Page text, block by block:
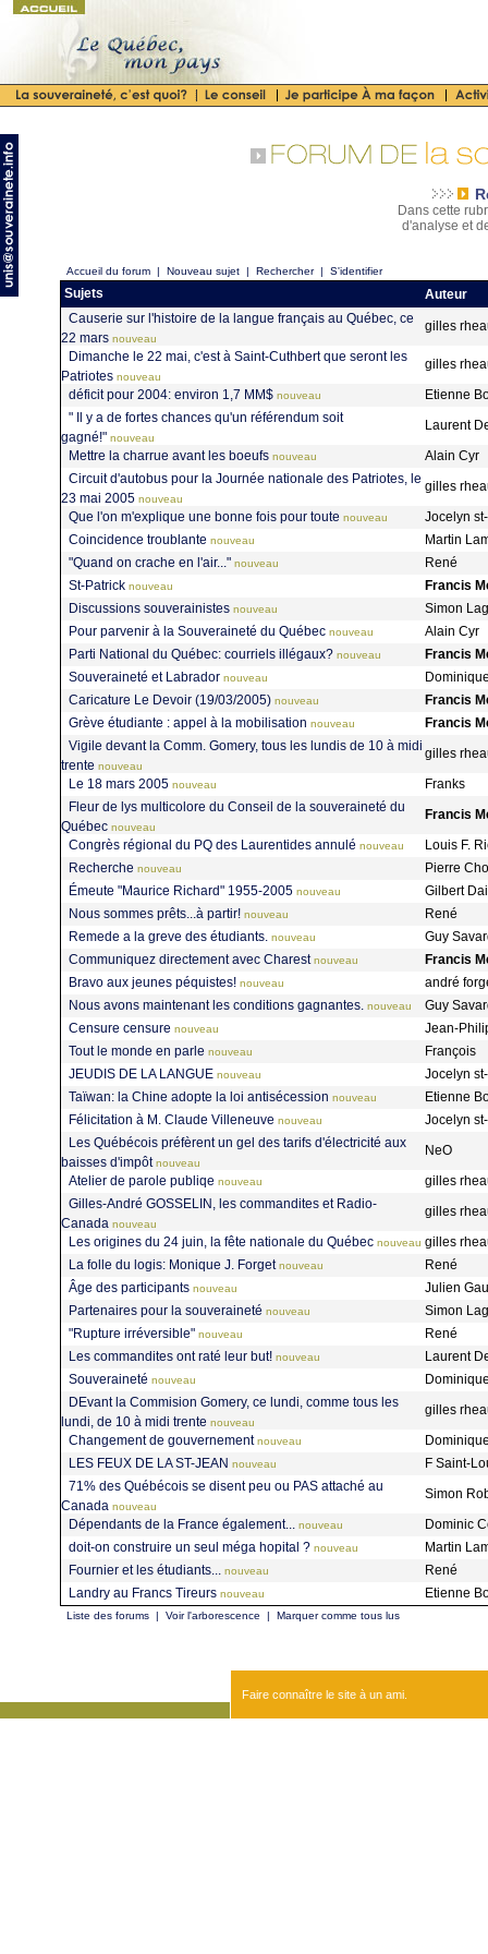
Dans cette
d'analyse et
Accueil du forum | Nouveau sujet | Rechercher| S'identifier
Sujets
Auteur
Causerie sur l'histoire de la langue français au Québec, ce
22 mars nouveau
gilles
Dimanche le 22 mai, c'est à Saint-Cuthbert que seront les
Patriotes nouveau
gilles
déficit pour 2004: environ 1,7 MM$ nouveau
Etienne
" Il y a de fortes chances qu'un référendum soit
gagné!" nouveau
Laurent
Mettre la charrue avant les boeufs nouveau
Alain Cyr
Circuit d'autobus pour la Journée nationale des Patriotes, le
23 mai 2005 nouveau
gilles
Que l'on m'explique une bonne fois pour toute nouveau
Jocelyn
Coincidence troublante nouveau
Martin
"Quand on crache en l'air..." nouveau
René
St-Patrick nouveau
Francis
Discussions souverainistes nouveau
Simon
Pour parvenir à la Souveraineté du Québec nouveau
Alain Cyr
Parti National du Québec: courriels illégaux? nouveau
Francis
Souveraineté et Labrador nouveau
Caricature Le Devoir (19/03/2005) nouveau
Francis
Grève étudiante : appel à la mobilisation nouveau
Francis
Vigile devant la Comm. Gomery, tous les lundis de 10 à midi
trente nouveau
gilles
Le 18 mars 2005 nouveau
Franks
Fleur de lys multicolore du Conseil de la souveraineté du
Québec nouveau
Francis
Congrès régional du PQ des Laurentides annulé nouveau
Louis F.
Recherche nouveau
Pierre
Émeute "Maurice Richard" 1955-2005 nouveau
Gilbert
Nous sommes prêts...à partir! nouveau
René
Remede a la greve des étudiants. nouveau
Guy
Communiquez directement avec Charest nouveau
Francis
Bravo aux jeunes péquistes! nouveau
andré
Nous avons maintenant les conditions gagnantes. nouveau
Guy
Censure censure nouveau
Jean-
Tout le monde en parle nouveau
François
JEUDIS DE LA LANGUE nouveau
Jocelyn
Taïwan: la Chine adopte la loi antisécession nouveau
Etienne
Félicitation à M. Claude Villeneuve nouveau
Jocelyn
Les Québécois préfèrent un gel des tarifs d'électricité aux
baisses d'impôt nouveau
NeO
Atelier de parole publiqe nouveau
gilles
Gilles-André GOSSELIN, les commandites et Radio-
Canada nouveau
gilles
Les origines du 24 juin, la fête nationale du Québec nouveau gilles
La folle du logis: Monique J. Forget nouveau
René
Âge des participants nouveau
Julien
Partenaires pour la souveraineté nouveau
Simon
"Rupture irréversible" nouveau
René
Les commandites ont raté leur but! nouveau
Laurent
Souveraineté nouveau
DEvant la Commision Gomery, ce lundi, comme tous les
lundi, de 10 à midi trente nouveau
gilles
Changement de gouvernement nouveau
LES FEUX DE LA ST-JEAN nouveau
F Saint-
71% des Québécois se disent peu ou PAS attaché au
Canada nouveau
Simon
Dépendants de la France également...
nouveau
Dominic
doit-on construire un seul méga hopital ? nouveau
Martin
Fournier et les étudiants...
nouveau
René
Landry au Francs Tireurs nouveau Etienne
Liste des forums | Voir l'arborescence | Marquer comme tous lus
Faire connaître le site à un ami.